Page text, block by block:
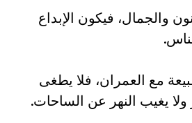
والجمال، فيكون الإبداع
مع العمران، فلا يطغى
يغيب النهر عن الساحات.